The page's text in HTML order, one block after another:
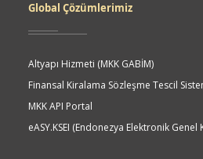
Global Çözümlerimiz
Altyapı Hizmeti (MKK GABİM)
Finansal Kiralama Sözleşme Tescil
MKK API Portal
eASY.KSEI (Endonezya Elektronik Genel